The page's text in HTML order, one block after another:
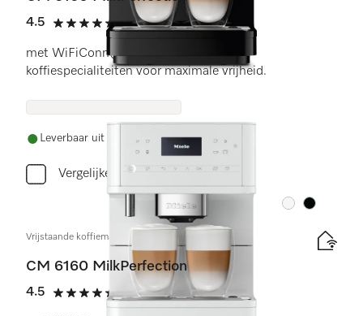
4.5
4.5 sterren op 5
(16 beoordelingen)
met WiFiConn@ct en veelzijdige
koffiespecialiteiten voor maximale vrijheid.
Leverbaar uit voorraad met gratis levering
Vergelijken
Kleur:Kleur:
Vrijstaande koffiemachine
CM 6160 MilkPerfection
4.5
4.5 sterren op 5
(16 beoordelingen)